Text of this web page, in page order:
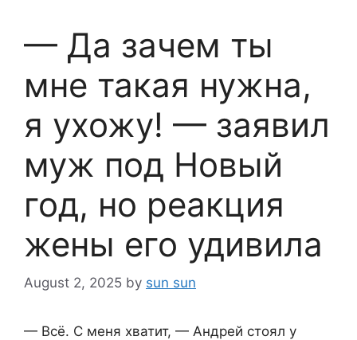
— Да зачем ты
мне такая нужна,
я ухожу! — заявил
муж под Новый
год, но реакция
жены его удивила
August 2, 2025 by sun sun
— Всё. С меня хватит, — Андрей стоял у